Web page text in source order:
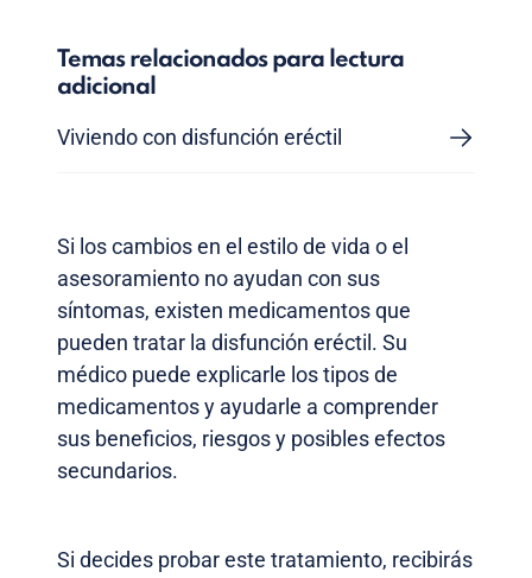
Temas relacionados para lectura
adicional
Viviendo con disfunción eréctil
Si los cambios en el estilo de vida o el
asesoramiento no ayudan con sus
síntomas, existen medicamentos que
pueden tratar la disfunción eréctil. Su
médico puede explicarle los tipos de
medicamentos y ayudarle a comprender
sus beneficios, riesgos y posibles efectos
secundarios.
Si decides probar este tratamiento, recibirás